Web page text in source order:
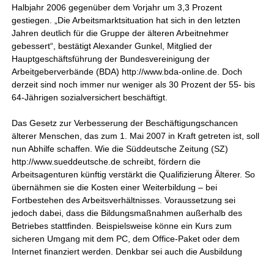
Halbjahr 2006 gegenüber dem Vorjahr um 3,3 Prozent
gestiegen. „Die Arbeitsmarktsituation hat sich in den letzten
Jahren deutlich für die Gruppe der älteren Arbeitnehmer
gebessert“, bestätigt Alexander Gunkel, Mitglied der
Hauptgeschäftsführung der Bundesvereinigung der
Arbeitgeberverbände (BDA) http://www.bda-online.de. Doch
derzeit sind noch immer nur weniger als 30 Prozent der 55- bis
64-Jährigen sozialversichert beschäftigt.
Das Gesetz zur Verbesserung der Beschäftigungschancen
älterer Menschen, das zum 1. Mai 2007 in Kraft getreten ist, soll
nun Abhilfe schaffen. Wie die Süddeutsche Zeitung (SZ)
http://www.sueddeutsche.de schreibt, fördern die
Arbeitsagenturen künftig verstärkt die Qualifizierung Älterer. So
übernähmen sie die Kosten einer Weiterbildung – bei
Fortbestehen des Arbeitsverhältnisses. Voraussetzung sei
jedoch dabei, dass die Bildungsmaßnahmen außerhalb des
Betriebes stattfinden. Beispielsweise könne ein Kurs zum
sicheren Umgang mit dem PC, dem Office-Paket oder dem
Internet finanziert werden. Denkbar sei auch die Ausbildung